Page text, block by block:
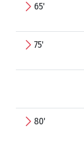
65'
75'
80'